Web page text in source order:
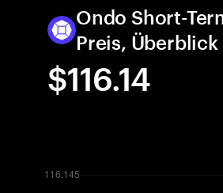
Ondo Short-
Preis,
$116.14